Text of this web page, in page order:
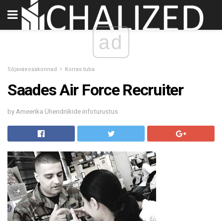
ad
Sõjaväeosakonnad Korras tuba
Saades Air Force Recruiter
by Ameerika Ühendriikide infoturustus